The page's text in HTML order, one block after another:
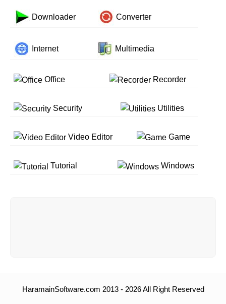
Downloader Converter
Internet Multimedia
Office Recorder
Security Utilities
Video Editor Game
Tutorial Windows
HaramainSoftware.com 2013 - 2026 All Right Reserved